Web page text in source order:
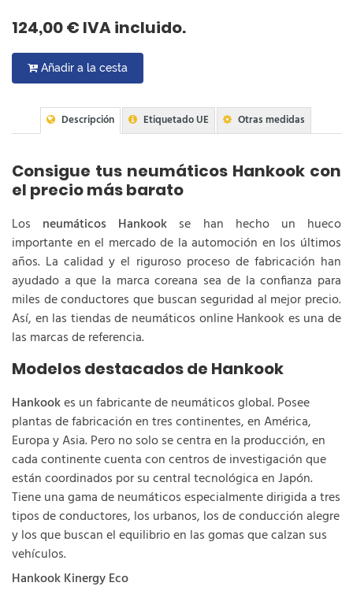
124,00 € IVA incluido.
Añadir a la cesta
Descripción Etiquetado UE Otras medidas
Consigue tus neumáticos Hankook con
el precio más barato
Los neumáticos Hankook se han hecho un hueco
importante en el mercado de la automoción en los últimos
años. La calidad y el riguroso proceso de fabricación han
ayudado a que la marca coreana sea de la confianza para
miles de conductores que buscan seguridad al mejor precio.
Así, en las tiendas de neumáticos online Hankook es una de
las marcas de referencia.
Modelos destacados de Hankook
Hankookes un fabricante de neumáticos global. Posee
plantas de fabricación en tres continentes, en América,
Europa y Asia. Pero no solo se centra en la producción, en
cada continente cuenta con centros de investigación que
están coordinados por su central tecnológica en Japón.
Tiene una gama de neumáticos especialmente dirigida a tres
tipos de conductores, los urbanos, los de conducción alegre
y los que buscan el equilibrio en las gomas que calzan sus
vehículos.
Hankook Kinergy Eco